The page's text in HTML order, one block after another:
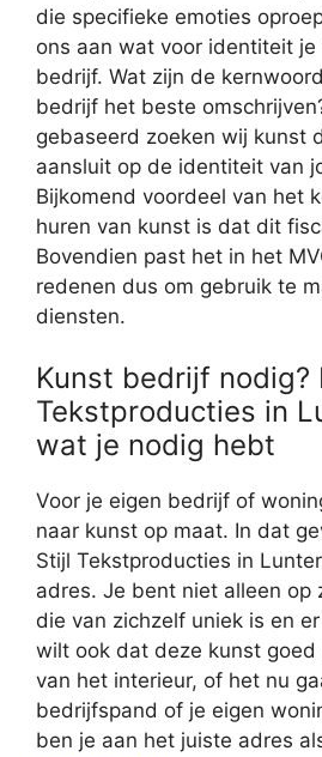
die specifieke emoties
ons aan wat voor identiteit
bedrijf. Wat zijn de
bedrijf het beste
gebaseerd zoeken wij kunst
aansluit op de identiteit van
Bijkomend voordeel van het
huren van kunst is dat dit
Bovendien past het in het
redenen dus om gebruik te
diensten.
Kunst bedrijf nodig?
Tekstproducties in
wat je nodig hebt
Voor je eigen bedrijf of
naar kunst op maat. In dat
Stijl Tekstproducties in
adres. Je bent niet alleen op
die van zichzelf uniek is en
wilt ook dat deze kunst
van het interieur, of het nu
bedrijfspand of je eigen
ben je aan het juiste adres